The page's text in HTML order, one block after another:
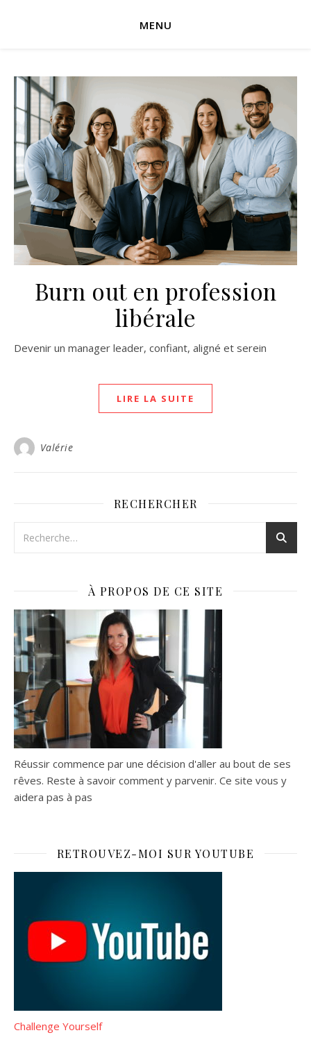
MENU
Burn out en profession
libérale
Devenir un manager leader, confiant, aligné et serein
LIRE LA SUITE
Valérie
RECHERCHER
À PROPOS DE CE SITE
Réussir commence par une décision d'aller au bout de ses
rêves. Reste à savoir comment y parvenir. Ce site vous y
aidera pas à pas
RETROUVEZ-MOI SUR YOUTUBE
Challenge Yourself